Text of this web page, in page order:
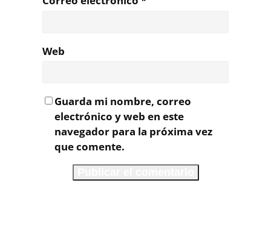
Web
Guarda mi nombre, correo
electrónico y web en este
navegador para la próxima vez
que comente.